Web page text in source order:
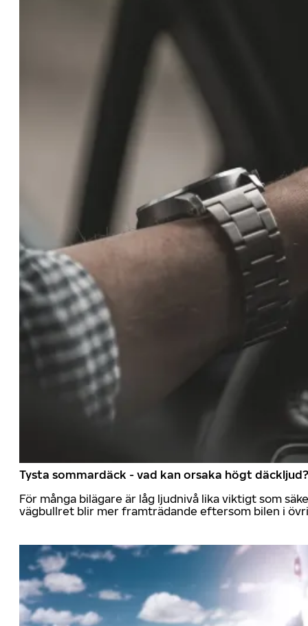
Tysta sommardäck - vad kan orsaka högt däckljud?
För många bilägare är låg ljudnivå lika viktigt som
vägbullret blir mer framträdande eftersom bilen i